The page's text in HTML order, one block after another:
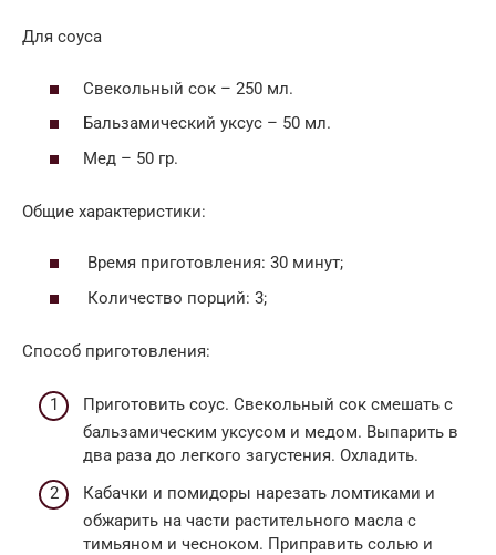
Для соуса
Свекольный сок – 250 мл.
Бальзамический уксус – 50 мл.
Мед – 50 гр.
Общие характеристики:
Время приготовления: 30 минут;
Количество порций: 3;
Способ приготовления:
Приготовить соус. Свекольный сок смешать с
бальзамическим уксусом и медом. Выпарить в
два раза до легкого загустения. Охладить.
Кабачки и помидоры нарезать ломтиками и
обжарить на части растительного масла с
тимьяном и чесноком. Приправить солью и